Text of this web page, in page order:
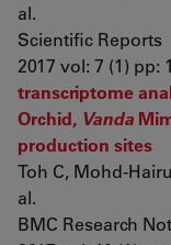
al.
Scientific Reports
2017 vol: 7 (1) pp:
transcriptome
Orchid, Vanda
production sites
Toh C, Mohd-
al.
BMC Research